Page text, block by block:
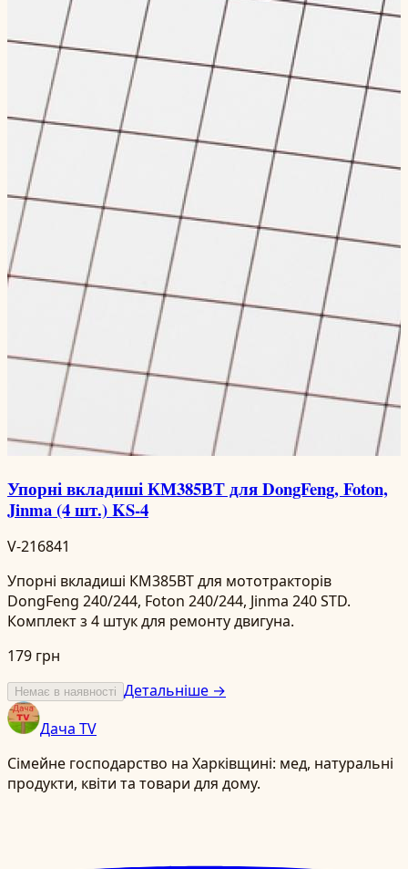
Упорні вкладиші КМ385ВТ для DongFeng, Foton,
Jinma (4 шт.) KS-4
V-216841
Упорні вкладиші КМ385ВТ для мототракторів
DongFeng 240/244, Foton 240/244, Jinma 240 STD.
Комплект з 4 штук для ремонту двигуна.
179 грн
Немає в наявності Детальніше →
Дача TV
Сімейне господарство на Харківщині: мед, натуральні
продукти, квіти та товари для дому.